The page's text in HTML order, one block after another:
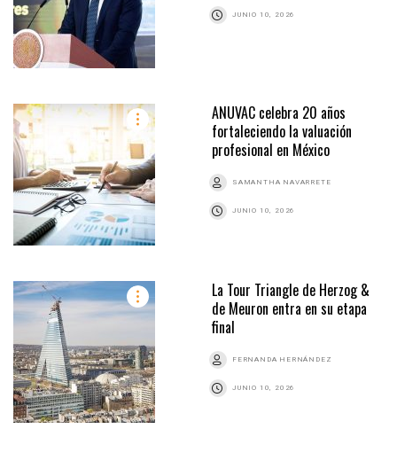
JUNIO 10, 2026
ANUVAC celebra 20 años
fortaleciendo la valuación
profesional en México
SAMANTHA NAVARRETE
JUNIO 10, 2026
La Tour Triangle de Herzog &
de Meuron entra en su etapa
final
FERNANDA HERNÁNDEZ
JUNIO 10, 2026